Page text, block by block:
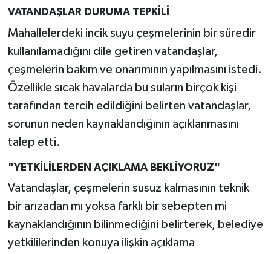
VATANDAŞLAR DURUMA TEPKİLİ
Mahallelerdeki incik suyu çeşmelerinin bir süredir
kullanılamadığını dile getiren vatandaşlar,
çeşmelerin bakım ve onarımının yapılmasını istedi.
Özellikle sıcak havalarda bu suların birçok kişi
tarafından tercih edildiğini belirten vatandaşlar,
sorunun neden kaynaklandığının açıklanmasını
talep etti.
"YETKİLİLERDEN AÇIKLAMA BEKLİYORUZ"
Vatandaşlar, çeşmelerin susuz kalmasının teknik
bir arızadan mı yoksa farklı bir sebepten mi
kaynaklandığının bilinmediğini belirterek, belediye
yetkililerinden konuya ilişkin açıklama
Vasıta
Yaşam